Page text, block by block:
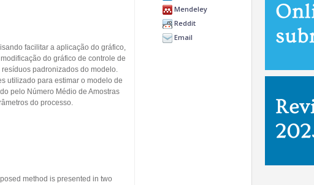
facilitar a aplicação do gráfico,
do gráfico de controle de
padronizados do modelo.
utilizado para estimar o modelo de
pelo Número Médio de Amostras
do processo.
method is presented in two
Mendeley
Reddit
Email